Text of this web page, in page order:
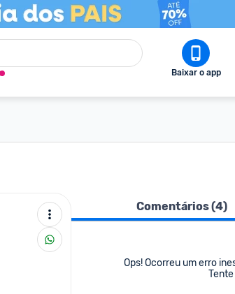
Baixar o app
Comentários (4)
Ops! Ocorreu um erro